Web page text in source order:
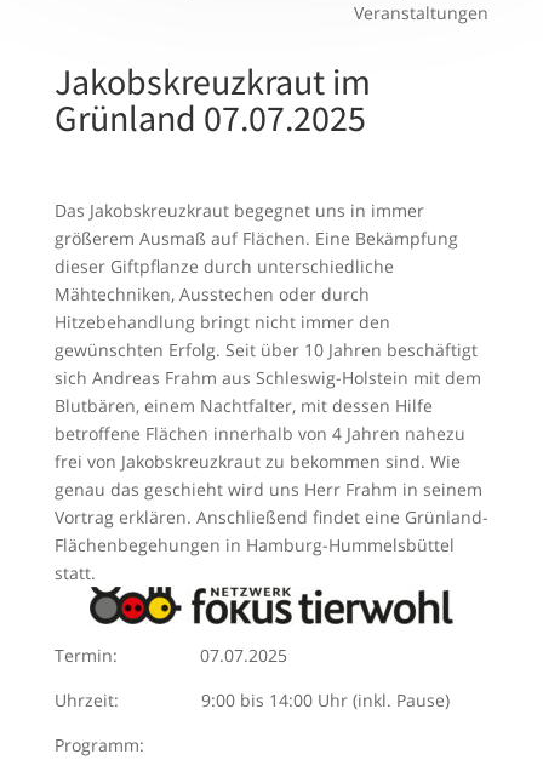
Veranstaltungen
Jakobskreuzkraut im
Grünland 07.07.2025
Das Jakobskreuzkraut begegnet uns in immer
größerem Ausmaß auf Flächen. Eine Bekämpfung
dieser Giftpflanze durch unterschiedliche
Mähtechniken, Ausstechen oder durch
Hitzebehandlung bringt nicht immer den
gewünschten Erfolg. Seit über 10 Jahren beschäftigt
sich Andreas Frahm aus Schleswig-Holstein mit dem
Blutbären, einem Nachtfalter, mit dessen Hilfe
betroffene Flächen innerhalb von 4 Jahren nahezu
frei von Jakobskreuzkraut zu bekommen sind. Wie
genau das geschieht wird uns Herr Frahm in seinem
Vortrag erklären. Anschließend findet eine Grünland-
Flächenbegehungen in Hamburg-Hummelsbüttel
statt.
Termin: 07.07.2025
Uhrzeit: 9:00 bis 14:00 Uhr (inkl. Pause)
Programm: